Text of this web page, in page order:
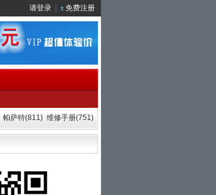
请登录 免费注册
帕萨特(811) 维修手册(751)